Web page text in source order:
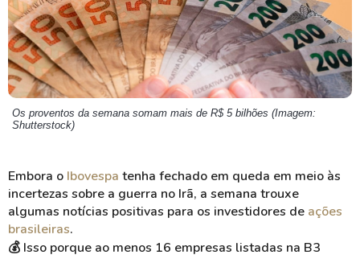
Os proventos da semana somam mais de R$ 5 bilhões (Imagem:
Shutterstock)
Embora o Ibovespa tenha fechado em queda em meio às
incertezas sobre a guerra no Irã, a semana trouxe
algumas notícias positivas para os investidores de ações
brasileiras.
💰 Isso porque ao menos 16 empresas listadas na B3